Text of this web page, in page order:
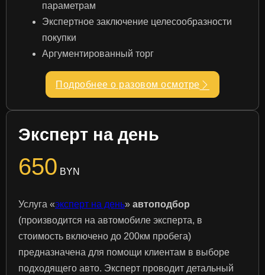
параметрам
Экспертное заключение целесообразности
покупки
Аргументированный торг
Подробнее о разовом осмотре
Эксперт на день
650 BYN
Услуга «эксперт на день» автоподбор
(производится на автомобиле эксперта, в
стоимость включено до 200км пробега)
предназначена для помощи клиентам в выборе
подходящего авто. Эксперт проводит детальный